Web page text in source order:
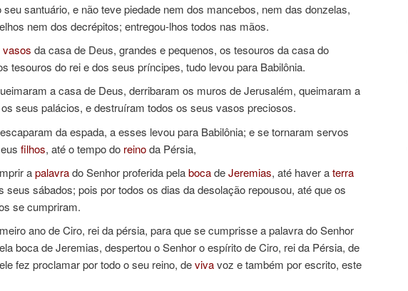
seu santuário, e não teve piedade nem dos mancebos, nem das donzelas,
nem dos decrépitos; entregou-lhos todos nas mãos.
vasos da casa de Deus, grandes e pequenos, os tesouros da casa do
tesouros do rei e dos seus príncipes, tudo levou para Babilônia.
a casa de Deus, derribaram os muros de Jerusalém, queimaram a
seus palácios, e destruíram todos os seus vasos preciosos.
da espada, a esses levou para Babilônia; e se tornaram servos
filhos, até o tempo do reinoda Pérsia,
apalavrado Senhor proferida pelabocadeJeremias, até haver aterra
seus sábados; pois por todos os dias da desolação repousou, até que os
se cumpriram.
ano de Ciro, rei da pérsia, para que se cumprisse a palavra do Senhor
boca de Jeremias, despertou o Senhor o espírito de Ciro, rei da Pérsia, de
fez proclamar por todo o seu reino, devivavoz e também por escrito, este